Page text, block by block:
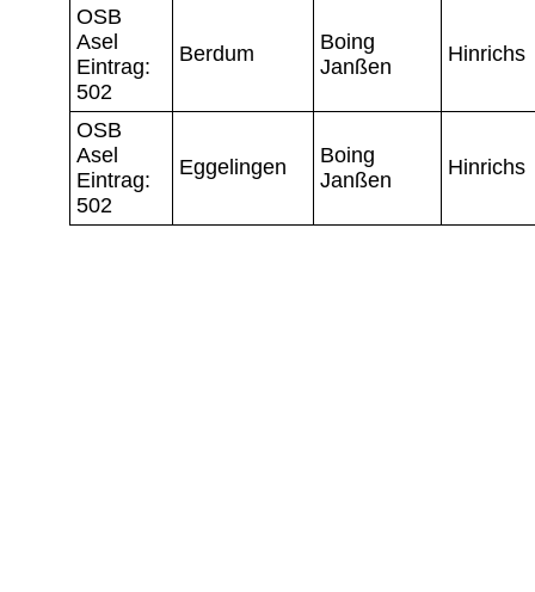
OSB
Asel
Eintrag:
502
Berdum
Boing
Janßen
Hinrichs
OSB
Asel
Eintrag:
502
Eggelingen
Boing
Janßen
Hinrichs